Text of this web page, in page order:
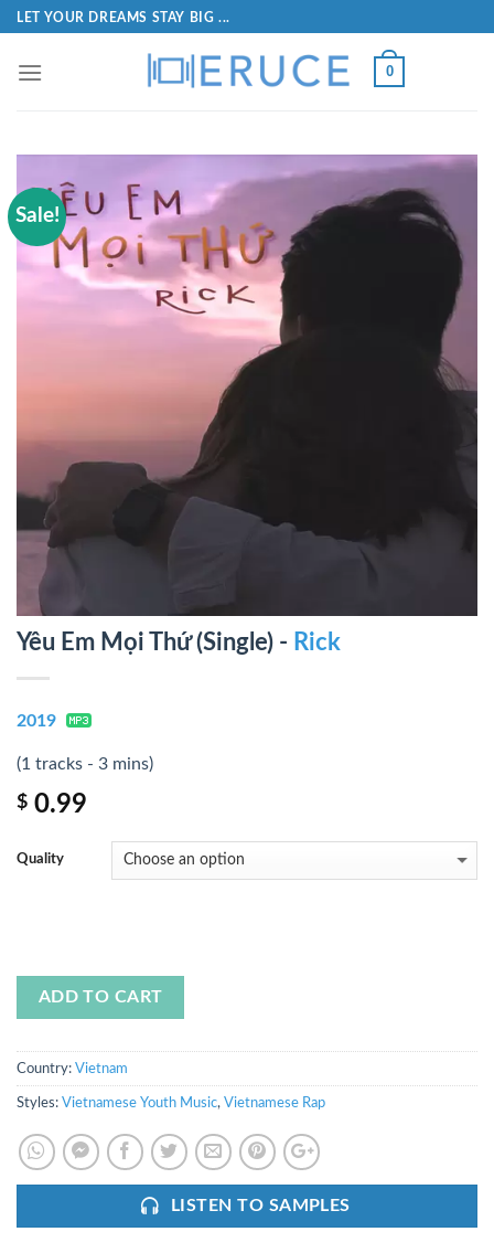
LET YOUR DREAMS STAY BIG ...
0
Sale!
Yêu Em Mọi Thứ (Single) - Rick
2019
(1 tracks - 3 mins)
$ 0.99
Quality
ADD TO CART
Country: Vietnam
Styles: Vietnamese Youth Music, Vietnamese Rap
LISTEN TO SAMPLES